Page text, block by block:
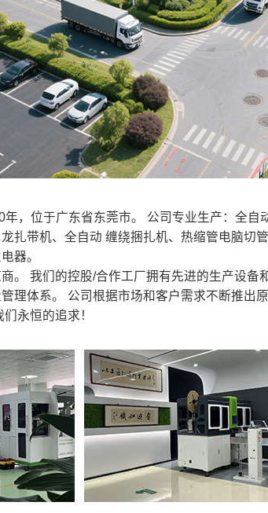
年，位于广东省东莞市。 公司专业生产：全
扎带机、全自动 缠绕捆扎机、热缩管电脑切
器。
我们的控股/合作工厂拥有先进的生产设备
理体系。 公司根据市场和客户需求不断推出
永恒的追求！